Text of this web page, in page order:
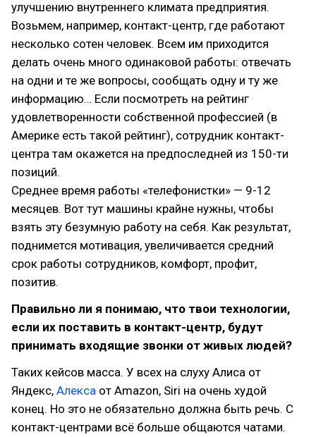
улучшению внутреннего климата предприятия.
Возьмем, например, контакт-центр, где работают
несколько сотен человек. Всем им приходится
делать очень много одинаковой работы: отвечать
на одни и те же вопросы, сообщать одну и ту же
информацию… Если посмотреть на рейтинг
удовлетворенности собственной профессией (в
Америке есть такой рейтинг), сотрудник контакт-
центра там окажется на предпоследней из 150-ти
позиций.
Среднее время работы «телефонистки» — 9-12
месяцев. Вот тут машины крайне нужны, чтобы
взять эту безумную работу на себя. Как результат,
поднимется мотивация, увеличивается средний
срок работы сотрудников, комфорт, профит,
позитив.
Правильно ли я понимаю, что твои технологии,
если их поставить в контакт-центр, будут
принимать входящие звонки от живых людей?
Таких кейсов масса. У всех на слуху Алиса от
Яндекс, Алекса от Amazon, Siri на очень худой
конец. Но это не обязательно должна быть речь. С
контакт-центрами всё больше общаются чатами.